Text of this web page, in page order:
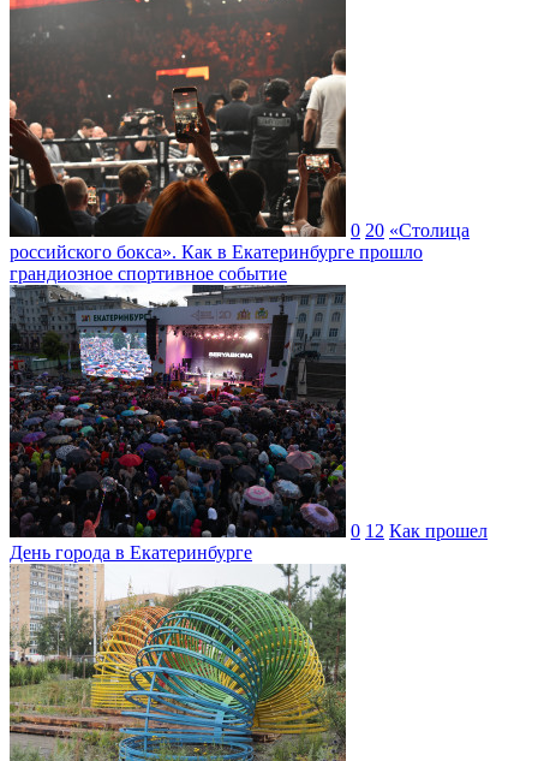
0 20 «Столица
российского бокса». Как в Екатеринбурге прошло
грандиозное спортивное событие
0 12 Как прошел
День города в Екатеринбурге